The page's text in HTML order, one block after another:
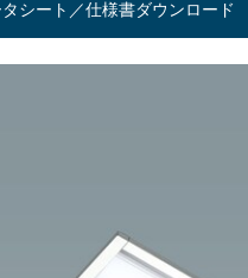
シート／仕様書ダウンロード